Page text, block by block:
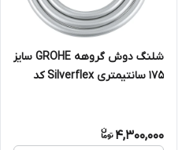
شلنگ دوش گروهه GROHE سایز
175 سانتیمتری Silverflex کد
4,300,000